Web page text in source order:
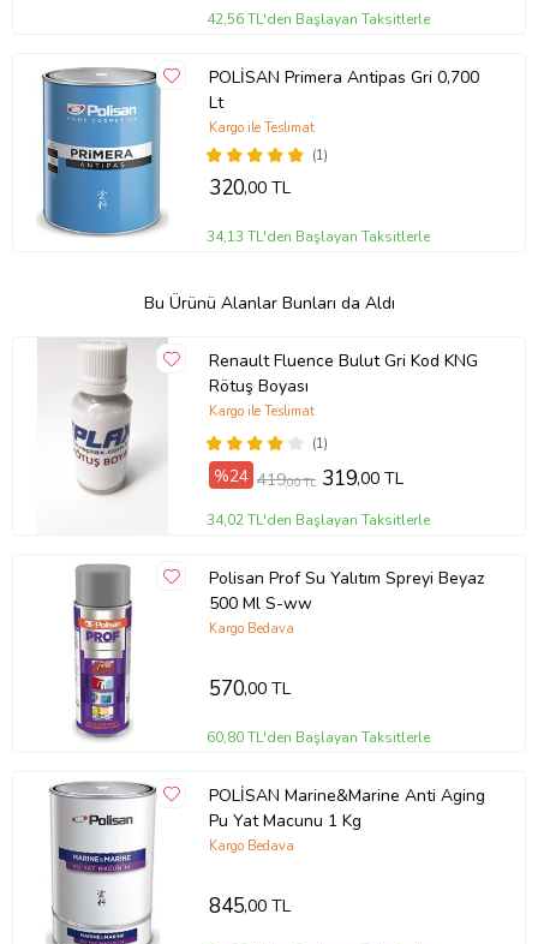
42,56 TL'den Başlayan Taksitlerle
POLİSAN Primera Antipas Gri 0,700
Lt
(1)
Kargo ile Teslimat
320,00 TL
34,13 TL'den Başlayan Taksitlerle
Bu Ürünü Alanlar Bunları da Aldı
Renault Fluence Bulut Gri Kod KNG
Rötuş Boyası
(1)
Kargo ile Teslimat
%24 419,00 TL 319,00 TL
34,02 TL'den Başlayan Taksitlerle
Polisan Prof Su Yalıtım Spreyi Beyaz
500 Ml S-ww
Kargo Bedava
570,00 TL
60,80 TL'den Başlayan Taksitlerle
POLİSAN Marine&Marine Anti Aging
Pu Yat Macunu 1 Kg
Kargo Bedava
845,00 TL